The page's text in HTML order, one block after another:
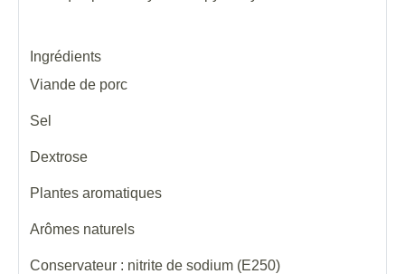
Ingrédients
Viande de porc
Sel
Dextrose
Plantes aromatiques
Arômes naturels
Conservateur : nitrite de sodium (E250)